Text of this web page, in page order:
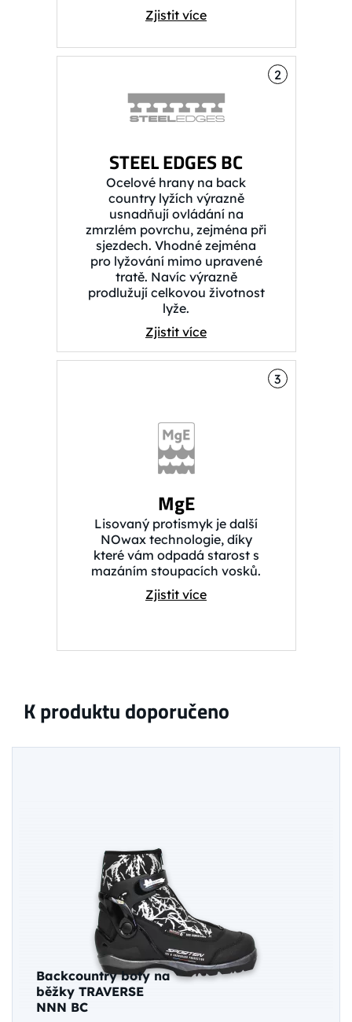
Zjistit více
2
STEEL EDGES BC
Ocelové hrany na back
country lyžích výrazně
usnadňují ovládání na
zmrzlém povrchu, zejména při
sjezdech. Vhodné zejména
pro lyžování mimo upravené
tratě. Navíc výrazně
prodlužují celkovou životnost
lyže.
Zjistit více
3
MgE
Lisovaný protismyk je další
NOwax technologie, díky
které vám odpadá starost s
mazáním stoupacích vosků.
Zjistit více
K produktu doporučeno
Backcountry boty na
běžky TRAVERSE
NNN BC